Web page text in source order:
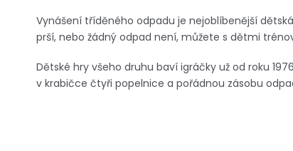
Vynášení tříděného odpadu je nejoblíbenější
prší, nebo žádný odpad není, můžete s dětmi
Dětské hry všeho druhu baví igráčky už od roku
v krabičce čtyři popelnice a pořádnou zásobu